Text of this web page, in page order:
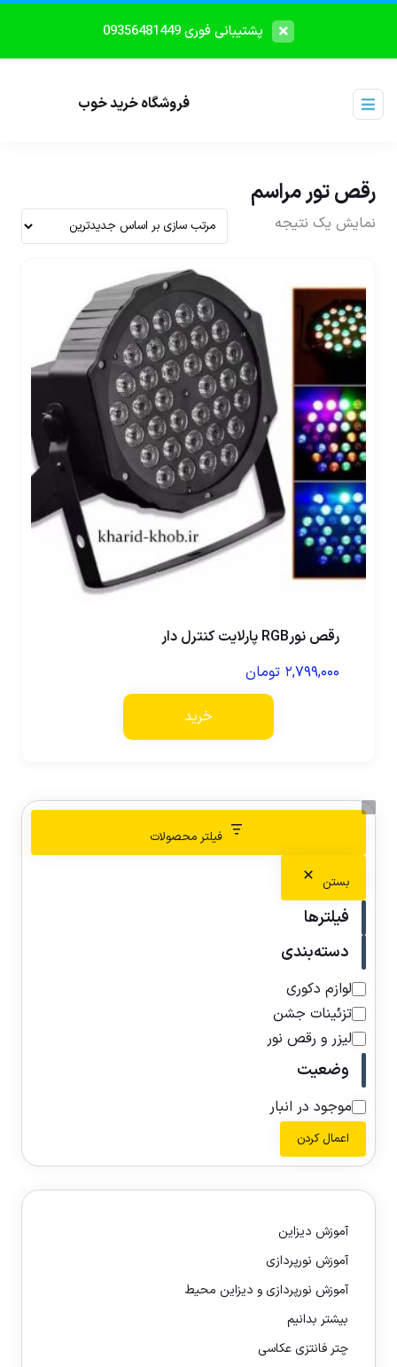
پشتیبانی فوری 09356481449
فروشگاه خرید خوب
رقص تور مراسم
نمایش یک نتیجه
رقص نورRGB پارلایت کنترل دار
۲,۷۹۹,۰۰۰ تومان
خرید
فیلتر محصولات
بستن
فیلترها
دسته‌بندی
لوازم دکوری
تزئینات جشن
لیزر و رقص نور
وضعیت
موجود در انبار
اعمال کردن
آموزش دیزاین
آموزش نورپردازی
آموزش نورپردازی و دیزاین محیط
بیشتر بدانیم
چتر فانتزی عکاسی